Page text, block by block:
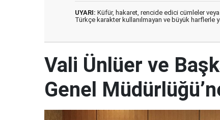
UYARI: Küfür, hakaret, rencide edici cümleler veya
Türkçe karakter kullanılmayan ve büyük harflerle
Vali Ünlüer ve
Genel